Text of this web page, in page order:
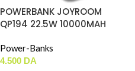
POWERBANK JOYROOM
QP194 22.5W 10000MAH
Power-Banks
4.500 DA